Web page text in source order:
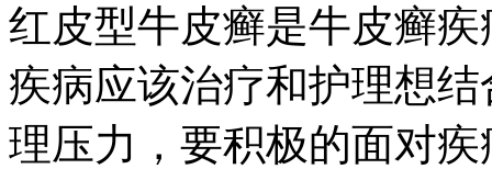
红皮型牛皮癣是牛皮癣
疾病应该治疗和护理想
理压力，要积极的面对